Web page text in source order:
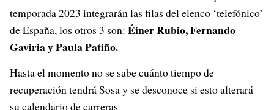
temporada 2023 integrarán las filas del elenco ‘telefónico’
de España, los otros 3 son: Éiner Rubio, Fernando
Gaviria y Paula Patiño.
Hasta el momento no se sabe cuánto tiempo de
recuperación tendrá Sosa y se desconoce si esto alterará
su calendario de carreras